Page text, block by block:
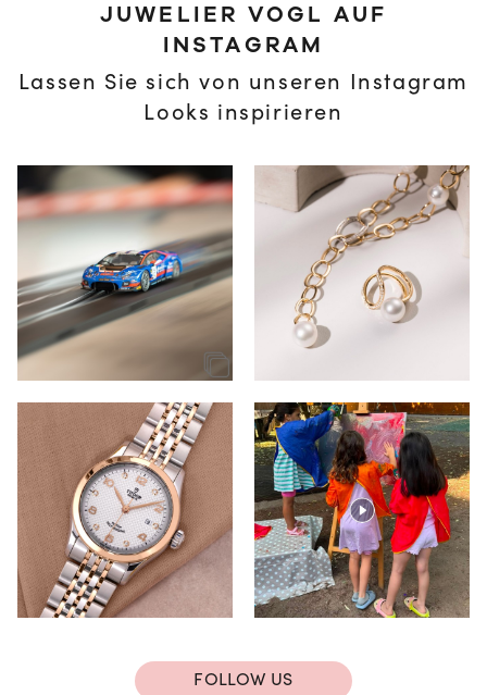
JUWELIER VOGL AUF
INSTAGRAM
Lassen Sie sich von unseren Instagram
Looks inspirieren
FOLLOW US